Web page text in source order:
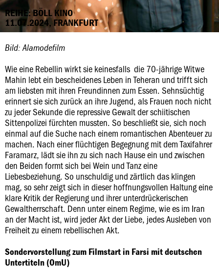
REIHE: BÖLL KINO
11.07.2024, FRANKFURT
Bild: Alamodefilm
Wie eine Rebellin wirkt sie keinesfalls  die 70-jährige Witwe
Mahin lebt ein bescheidenes Leben in Teheran und trifft sich
am liebsten mit ihren Freundinnen zum Essen. Sehnsüchtig
erinnert sie sich zurück an ihre Jugend, als Frauen noch nicht
zu jeder Sekunde die repressive Gewalt der schiitischen
Sittenpolizei fürchten mussten. So beschließt sie, sich noch
einmal auf die Suche nach einem romantischen Abenteuer zu
machen. Nach einer flüchtigen Begegnung mit dem Taxifahrer
Faramarz, lädt sie ihn zu sich nach Hause ein und zwischen
den Beiden formt sich bei Wein und Tanz eine
Liebesbeziehung. So unschuldig und zärtlich das klingen
mag, so sehr zeigt sich in dieser hoffnungsvollen Haltung eine
klare Kritik der Regierung und ihrer unterdrückerischen
Gewaltherrschaft. Denn unter einem Regime, wie es im Iran
an der Macht ist, wird jeder Akt der Liebe, jedes Ausleben von
Freiheit zu einem rebellischen Akt.
Sondervorstellung zum Filmstart in Farsi mit deutschen
Untertiteln (OmU)